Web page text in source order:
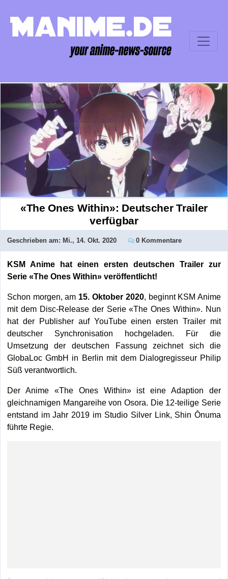
«The Ones Within»: Deutscher Trailer
verfügbar
Geschrieben am: Mi., 14. Okt. 2020 0 Kommentare
KSM Anime hat einen ersten deutschen Trailer zur
Serie «The Ones Within» veröffentlicht!
Schon morgen, am 15. Oktober 2020, beginnt KSM Anime
mit dem Disc-Release der Serie «The Ones Within». Nun
hat der Publisher auf YouTube einen ersten Trailer mit
deutscher Synchronisation hochgeladen. Für die
Umsetzung der deutschen Fassung zeichnet sich die
GlobaLoc GmbH in Berlin mit dem Dialogregisseur Philip
Süß verantwortlich.
Der Anime «The Ones Within» ist eine Adaption der
gleichnamigen Mangareihe von Osora. Die 12-teilige Serie
entstand im Jahr 2019 im Studio Silver Link, Shin Ōnuma
führte Regie.